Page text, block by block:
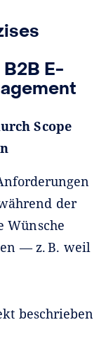
E-
Scope
der
Wünsche
— z. B. weil
beschrieben